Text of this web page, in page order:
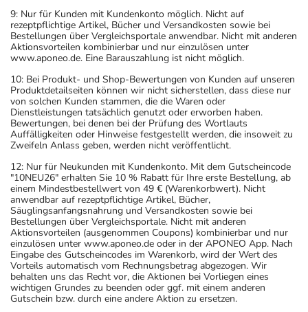
9: Nur für Kunden mit Kundenkonto möglich. Nicht auf
rezeptpflichtige Artikel, Bücher und Versandkosten sowie bei
Bestellungen über Vergleichsportale anwendbar. Nicht mit anderen
Aktionsvorteilen kombinierbar und nur einzulösen unter
www.aponeo.de. Eine Barauszahlung ist nicht möglich.
10: Bei Produkt- und Shop-Bewertungen von Kunden auf unseren
Produktdetailseiten können wir nicht sicherstellen, dass diese nur
von solchen Kunden stammen, die die Waren oder
Dienstleistungen tatsächlich genutzt oder erworben haben.
Bewertungen, bei denen bei der Prüfung des Wortlauts
Auffälligkeiten oder Hinweise festgestellt werden, die insoweit zu
Zweifeln Anlass geben, werden nicht veröffentlicht.
12: Nur für Neukunden mit Kundenkonto. Mit dem Gutscheincode
"10NEU26" erhalten Sie 10 % Rabatt für Ihre erste Bestellung, ab
einem Mindestbestellwert von 49 € (Warenkorbwert). Nicht
anwendbar auf rezeptpflichtige Artikel, Bücher,
Säuglingsanfangsnahrung und Versandkosten sowie bei
Bestellungen über Vergleichsportale. Nicht mit anderen
Aktionsvorteilen (ausgenommen Coupons) kombinierbar und nur
einzulösen unter www.aponeo.de oder in der APONEO App. Nach
Eingabe des Gutscheincodes im Warenkorb, wird der Wert des
Vorteils automatisch vom Rechnungsbetrag abgezogen. Wir
behalten uns das Recht vor, die Aktionen bei Vorliegen eines
wichtigen Grundes zu beenden oder ggf. mit einem anderen
Gutschein bzw. durch eine andere Aktion zu ersetzen.